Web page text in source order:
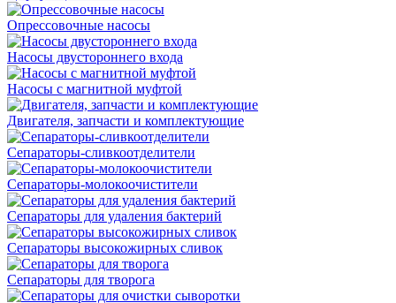
Опрессовочные насосы
Насосы двустороннего входа
Насосы с магнитной муфтой
Двигателя, запчасти и комплектующие
Сепараторы-сливкоотделители
Сепараторы-молокоочистители
Сепараторы для удаления бактерий
Сепараторы высокожирных сливок
Сепараторы для творога